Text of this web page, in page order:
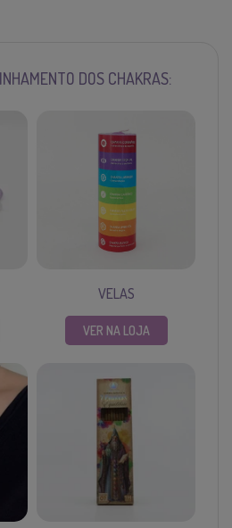
DOS CHAKRAS:
VELAS
VER NA LOJA